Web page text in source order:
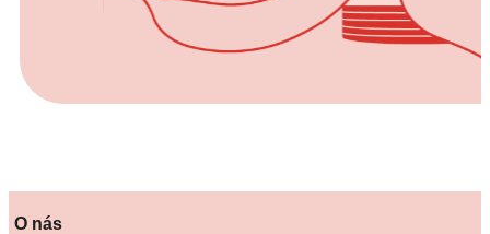
O nás